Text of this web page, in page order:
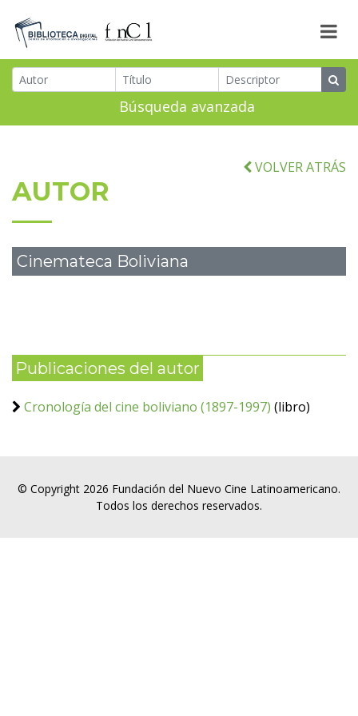
Búsqueda avanzada
VOLVER ATRÁS
AUTOR
Cinemateca Boliviana
Publicaciones del autor
Cronología del cine boliviano (1897-1997) (libro)
© Copyright 2026 Fundación del Nuevo Cine Latinoamericano.
Todos los derechos reservados.